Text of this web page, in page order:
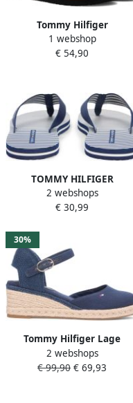
Tommy Hilfiger
Teenslippers LEATHER
FOOTBED BEACH SANDAL
1 webshop
€ 54,90
TOMMY HILFIGER
Teenslipper 'Ithaca'
donkerblauw wit
2 webshops
€ 30,99
30%
Tommy Hilfiger Lage
Sneakers MID WEDGE ESPAD
CLOSED TOE
2 webshops
€ 99,90 € 69,93